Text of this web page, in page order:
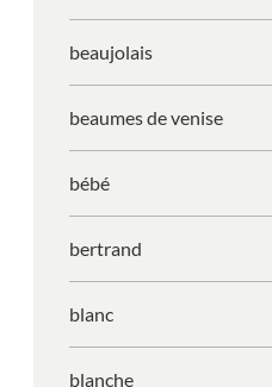
beaujolais
beaumes de venise
bébé
bertrand
blanc
blanche